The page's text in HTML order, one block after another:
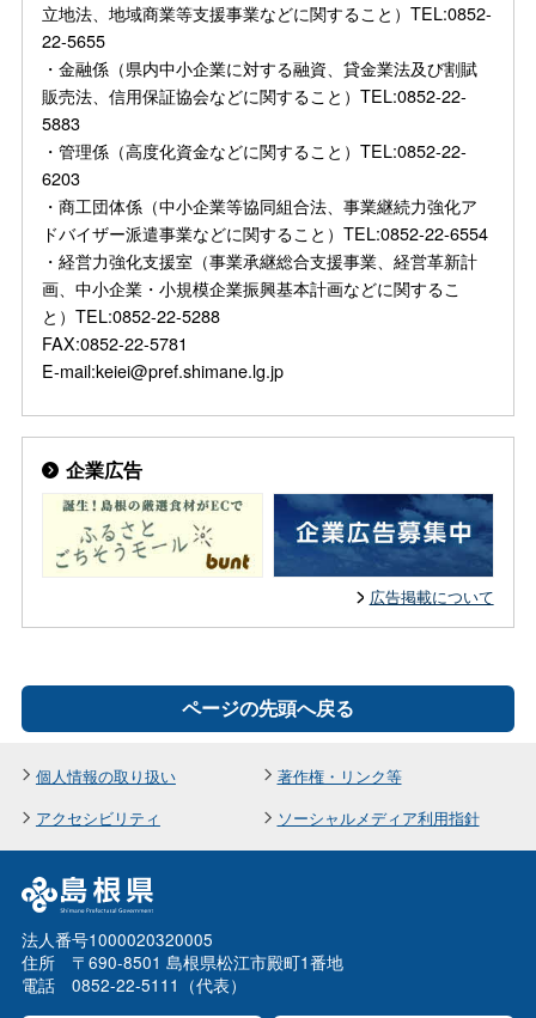
立地法、地域商業等支援事業などに関すること）TEL:0852-
22-5655
・金融係（県内中小企業に対する融資、貸金業法及び割賦
販売法、信用保証協会などに関すること）TEL:0852-22-
5883
・管理係（高度化資金などに関すること）TEL:0852-22-
6203
・商工団体係（中小企業等協同組合法、事業継続力強化ア
ドバイザー派遣事業などに関すること）TEL:0852-22-6554
・経営力強化支援室（事業承継総合支援事業、経営革新計
画、中小企業・小規模企業振興基本計画などに関するこ
と）TEL:0852-22-5288
FAX:0852-22-5781
E-mail:keiei@pref.shimane.lg.jp
企業広告
広告掲載について
ページの先頭へ戻る
個人情報の取り扱い
著作権・リンク等
アクセシビリティ
ソーシャルメディア利用指針
法人番号1000020320005
住所 〒690-8501 島根県松江市殿町1番地
電話 0852-22-5111（代表）